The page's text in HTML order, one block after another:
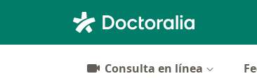
Consulta en línea